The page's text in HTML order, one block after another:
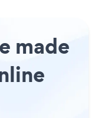
made